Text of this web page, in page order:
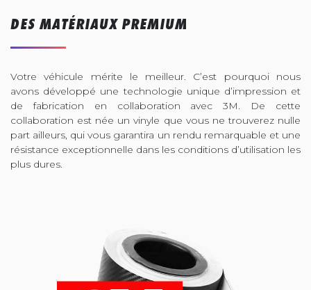
DES MATÉRIAUX PREMIUM
Votre véhicule mérite le meilleur. C’est pourquoi nous
avons développé une technologie unique d’impression et
de fabrication en collaboration avec 3M. De cette
collaboration est née un vinyle que vous ne trouverez nulle
part ailleurs, qui vous garantira un rendu remarquable et une
résistance exceptionnelle dans les conditions d’utilisation les
plus dures.